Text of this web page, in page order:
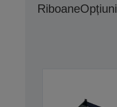
RiboaneOpțiuni